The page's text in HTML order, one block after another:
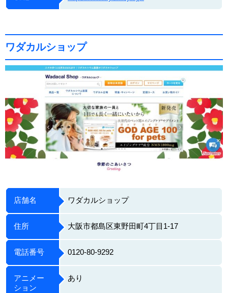
ワダカルショップ
店舗名 ワダカルショップ
住所 大阪市都島区東野田町4丁目1-17
電話番号 0120-80-9292
アニメー
ション
あり